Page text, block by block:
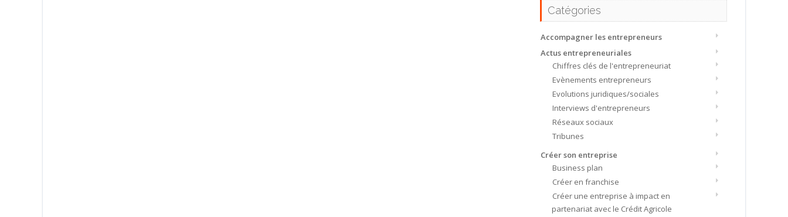
Catégories
Accompagner les entrepreneurs
Actus entrepreneuriales
Chiffres clés de l'entrepreneuriat
Evènements entrepreneurs
Evolutions juridiques/sociales
Interviews d'entrepreneurs
Réseaux sociaux
Tribunes
Créer son entreprise
Business plan
Créer en franchise
Créer une entreprise à impact en
partenariat avec le Crédit Agricole